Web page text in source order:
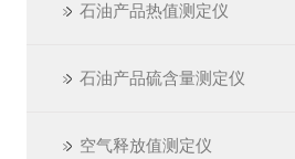
石油产品热值测定仪
石油产品硫含量测定仪
空气释放值测定仪